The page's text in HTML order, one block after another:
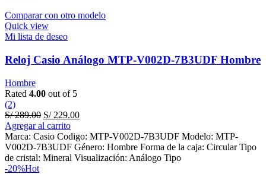
Comparar con otro modelo
Quick view
Mi lista de deseo
Reloj Casio Análogo MTP-V002D-7B3UDF Hombre
Hombre
Rated 4.00 out of 5
(2)
S/289.00 Original
price
was:
S/ 289.00.
S/229.00Current
is:
S/ 229.00.
Agregar al carrito
Marca: Casio Codigo: MTP-V002D-7B3UDF Modelo: MTP-
V002D-7B3UDF Género: Hombre Forma de la caja: Circular Tipo
de cristal: Mineral Visualización: Análogo Tipo
-20%Hot